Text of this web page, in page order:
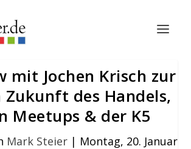
mit Jochen Krisch zur
Zukunft des Handels,
Meetups & der K5
Mark Steier| Montag, 20. Januar